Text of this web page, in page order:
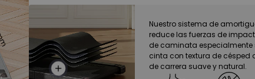
Nuestro sistema de
reduce las fuerzas de
de caminata especialmente
cinta con textura de césped
de carrera suave y natural.